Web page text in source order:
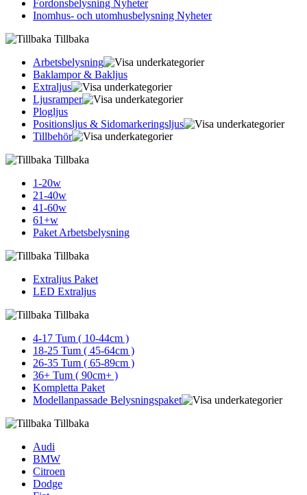
Fordonsbelysning Nyheter
Inomhus- och utomhusbelysning Nyheter
Tillbaka
Arbetsbelysning
Baklampor & Bakljus
Extraljus
Ljusramper
Plogljus
Positionsljus & Sidomarkerings­ljus
Tillbehör
Tillbaka
1-20w
21-40w
41-60w
61+w
Paket Arbetsbelysning
Tillbaka
Extraljus Paket
LED Extraljus
Tillbaka
4-17 Tum ( 10-44cm )
18-25 Tum ( 45-64cm )
26-35 Tum ( 65-89cm )
36+ Tum ( 90cm+ )
Kompletta Paket
Modellanpassade Belysningspaket
Tillbaka
Audi
BMW
Citroen
Dodge